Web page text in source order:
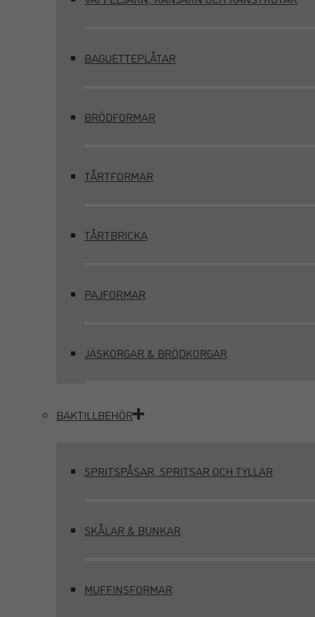
BAGUETTEPLÅTAR
BRÖDFORMAR
TÅRTFORMAR
TÅRTBRICKA
PAJFORMAR
JÄSKORGAR & BRÖDKORGAR
BAKTILLBEHÖR
SPRITSPÅSAR, SPRITSAR OCH TYLLAR
SKÅLAR & BUNKAR
MUFFINSFORMAR